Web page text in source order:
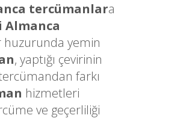
tercümanlara
Almanca
huzurunda yemin
, yaptığı çevirinin
farkı
hizmetleri
ve geçerliliği